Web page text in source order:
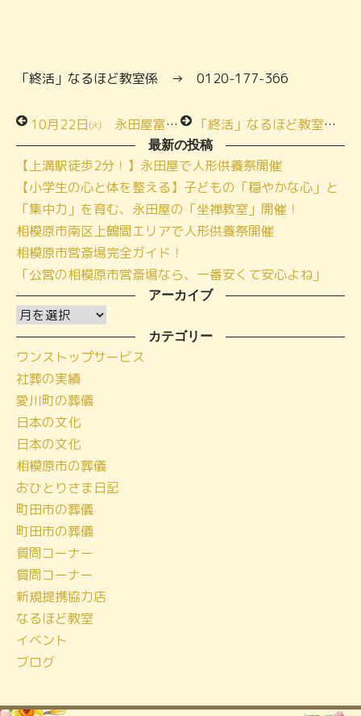
「終活」なるほど教室係 → 0120-177-366
10月22日㈫ 永田屋富士見斎場にてイベント開催決定☆彡 「終活」なるほど教室★季節のお料理お食事会★メモリアルハウス城山
最新の投稿
【上溝駅徒歩2分！】永田屋で人形供養祭開催
【小学生の心と体を整える】子どもの「穏やかな心」と
「集中力」を育む、永田屋の「坐禅教室」開催！
相模原市南区上鶴間エリアで人形供養祭開催
相模原市営斎場完全ガイド！
「公営の相模原市営斎場なら、一番安くて安心よね」
アーカイブ
ア
ー
カ
イ
ブ
カテゴリー
ワンストップサービス
社葬の実績
愛川町の葬儀
日本の文化
日本の文化
相模原市の葬儀
おひとりさま日記
町田市の葬儀
町田市の葬儀
質問コーナー
質問コーナー
新規提携協力店
なるほど教室
イベント
ブログ